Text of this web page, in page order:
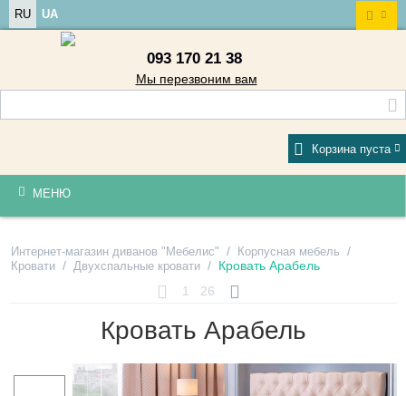
RU UA
093 170 21 38
Мы перезвоним вам
Корзина пуста
МЕНЮ
Интернет-магазин диванов "Мебелис" / Корпусная мебель /
Кровати / Двухспальные кровати / Кровать Арабель
1
26
Кровать Арабель